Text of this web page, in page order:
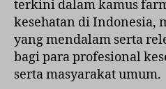
terkini dalam kamus
kesehatan di Indonesia,
yang mendalam serta
bagi para profesional
serta masyarakat umum.